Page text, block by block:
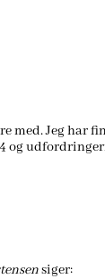
med. Jeg har
og
siger: